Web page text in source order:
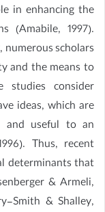
in enhancing the
(Amabile, 1997).
scholars
and the means to
studies consider
ideas, which are
useful to an
Thus, recent
determinants that
& Armeli,
Smith & Shalley,